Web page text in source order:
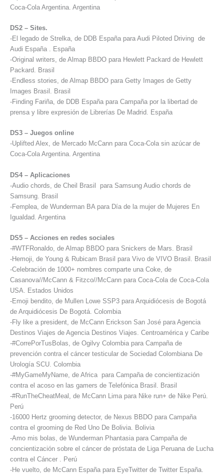
Coca-Cola Argentina. Argentina
DS2 – Sites.
-El legado de Strelka, de DDB España para Audi Piloted Driving de
Audi España . España
-Original writers, de Almap BBDO para Hewlett Packard de Hewlett
Packard. Brasil
-Endless stories, de Almap BBDO para Getty Images de Getty
Images Brasil. Brasil
-Finding Fariña, de DDB España para Campaña por la libertad de
prensa y libre expresión de Librerías De Madrid. España
DS3 – Juegos online
-Uplifted Alex, de Mercado McCann para Coca-Cola sin azúcar de
Coca-Cola Argentina. Argentina
DS4 – Aplicaciones
-Audio chords, de Cheil Brasil para Samsung Audio chords de
Samsung. Brasil
-Femplea, de Wunderman BA para Día de la mujer de Mujeres En
Igualdad. Argentina
DS5 – Acciones en redes sociales
-#WTFRonaldo, de Almap BBDO para Snickers de Mars. Brasil
-Hemoji, de Young & Rubicam Brasil para Vivo de VIVO Brasil. Brasil
-Celebración de 1000+ nombres comparte una Coke, de
Casanova//McCann & Fitzco//McCann para Coca-Cola de Coca-Cola
USA. Estados Unidos
-Emoji bendito, de Mullen Lowe SSP3 para Arquidiócesis de Bogotá
de Arquidiócesis De Bogotá. Colombia
-Fly like a president, de McCann Erickson San José para Agencia
Destinos Viajes de Agencia Destinos Viajes. Centroamérica y Caribe
-#CorrePorTusBolas, de Ogilvy Colombia para Campaña de
prevención contra el cáncer testicular de Sociedad Colombiana De
Urología SCU. Colombia
-#MyGameMyName, de Africa para Campaña de concientización
contra el acoso en las gamers de Telefónica Brasil. Brasil
-#RunTheCheatMeal, de McCann Lima para Nike run+ de Nike Perú.
Perú
-16000 Hertz grooming detector, de Nexus BBDO para Campaña
contra el grooming de Red Uno De Bolivia. Bolivia
-Amo mis bolas, de Wunderman Phantasia para Campaña de
concientización sobre el cáncer de próstata de Liga Peruana de Lucha
contra el Cáncer . Perú
-He vuelto, de McCann España para EyeTwitter de Twitter España.